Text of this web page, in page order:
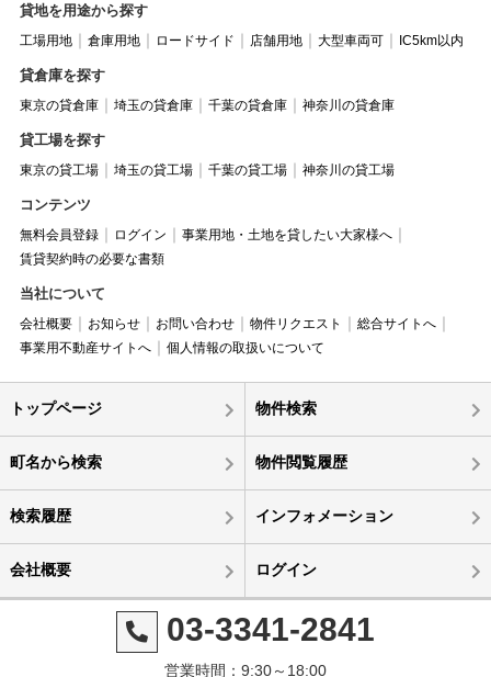
貸地を用途から探す
工場用地 倉庫用地 ロードサイド 店舗用地 大型車両可 IC5km以内
貸倉庫を探す
東京の貸倉庫 埼玉の貸倉庫 千葉の貸倉庫 神奈川の貸倉庫
貸工場を探す
東京の貸工場 埼玉の貸工場 千葉の貸工場 神奈川の貸工場
コンテンツ
無料会員登録 ログイン
事業用地・土地を貸したい大家様へ
賃貸契約時の必要な書類
当社について
会社概要 お知らせ お問い合わせ 物件リクエスト
総合サイトへ
事業用不動産サイトへ
個人情報の取扱いについて
トップページ 物件検索
町名から検索 物件閲覧履歴
検索履歴 インフォメーション
会社概要 ログイン
03-3341-2841
営業時間：9:30～18:00